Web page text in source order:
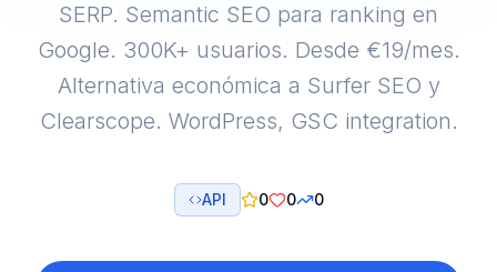
SERP. Semantic SEO para ranking en
Google. 300K+ usuarios. Desde €19/mes.
Alternativa económica a Surfer SEO y
Clearscope. WordPress, GSC integration.
API 0 0 0